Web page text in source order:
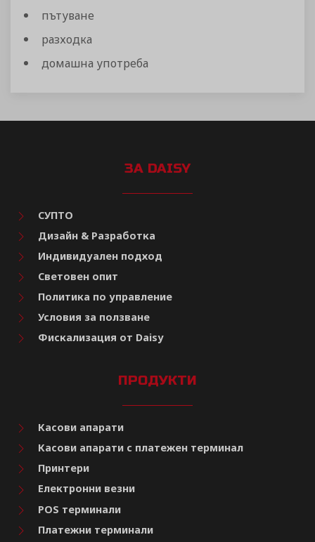
пътуване
разходка
домашна употреба
ЗА DAISY
СУПТО
Дизайн & Разработка
Индивидуален подход
Световен опит
Политика по управление
Условия за ползване
Фискализация от Daisy
ПРОДУКТИ
Касови апарати
Касови апарати с платежен терминал
Принтери
Електронни везни
POS терминали
Платежни терминали